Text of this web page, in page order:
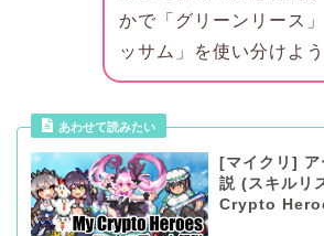
かで「グリーンリース
ッサム」を使い分けよう
あわせて読みたい
[マイクリ] ア
説 (スキルリ
Crypto